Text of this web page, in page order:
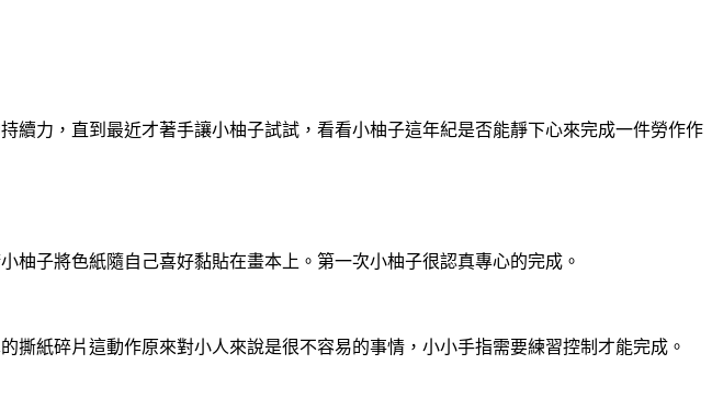
力，直到最近才著手讓小柚子試試，看看小柚子這年紀是否能靜下心來完成一件勞作作
子將色紙隨自己喜好黏貼在畫本上。第一次小柚子很認真專心的完成。
紙碎片這動作原來對小人來說是很不容易的事情，小小手指需要練習控制才能完成。